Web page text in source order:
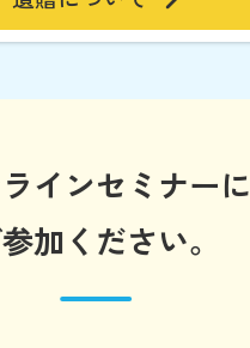
インセミナーに
加ください。